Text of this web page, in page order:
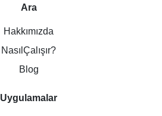
Ara
Hakkımızda
NasılÇalışır?
Blog
Uygulamalar